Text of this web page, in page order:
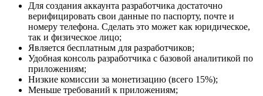
Для создания аккаунта разработчика достаточно
верифицировать свои данные по паспорту, почте и
номеру телефона. Сделать это может как юридическое,
так и физическое лицо;
Является бесплатным для разработчиков;
Удобная консоль разработчика с базовой аналитикой по
приложениям;
Низкие комиссии за монетизацию (всего 15%);
Меньше требований к приложениям;